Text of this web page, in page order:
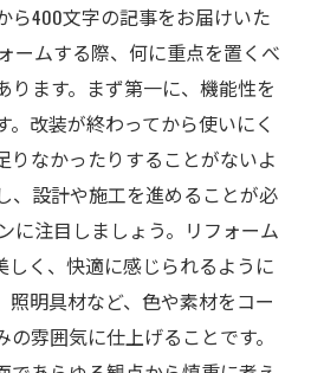
ら400文字の記事をお届けいた
ームする際、何に重点を置くべ
ります。まず第一に、機能性を
。改装が終わってから使いにく
りなかったりすることがないよ
、設計や施工を進めることが必
に注目しましょう。リフォーム
しく、快適に感じられるように
照明具材など、色や素材をコー
雰囲気に仕上げることです。